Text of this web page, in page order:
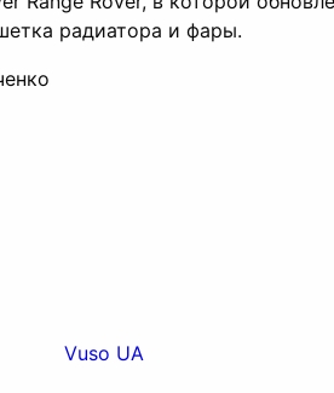
радиатора и фары.